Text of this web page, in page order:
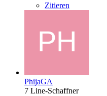
Zitieren
PhijaGA
7 Line-Schaffner